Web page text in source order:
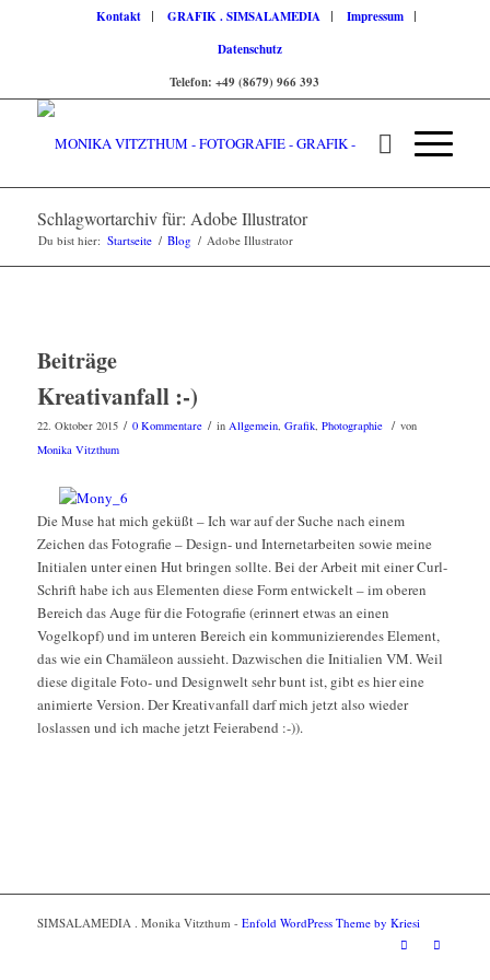
Kontakt GRAFIK . SIMSALAMEDIA
Impressum
Datenschutz
Telefon: +49 (8679) 966 393
Schlagwortarchiv für: Adobe Illustrator
Du bist hier: Startseite / Blog / Adobe Illustrator
Beiträge
Kreativanfall :-)
22. Oktober 2015 / 0 Kommentare / in Allgemein, Grafik, Photographie / von
Monika Vitzthum
Die Muse hat mich geküßt – Ich war auf der Suche nach einem
Zeichen das Fotografie – Design- und Internetarbeiten sowie meine
Initialen unter einen Hut bringen sollte. Bei der Arbeit mit einer Curl-
Schrift habe ich aus Elementen diese Form entwickelt – im oberen
Bereich das Auge für die Fotografie (erinnert etwas an einen
Vogelkopf) und im unteren Bereich ein kommunizierendes Element,
das wie ein Chamäleon aussieht. Dazwischen die Initialien VM. Weil
diese digitale Foto- und Designwelt sehr bunt ist, gibt es hier eine
animierte Version. Der Kreativanfall darf mich jetzt also wieder
loslassen und ich mache jetzt Feierabend :-)).
SIMSALAMEDIA . Monika Vitzthum - Enfold WordPress Theme by Kriesi